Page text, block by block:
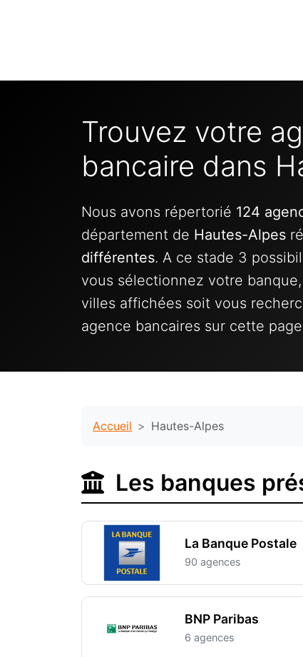
Trouvez votre
bancaire dans
Nous avons répertorié 124
département de Hautes-Alpes
différentes. A ce stade 3
vous sélectionnez votre
villes affichées soit vous
agence bancaires sur cette
Accueil Hautes-Alpes
Les banques
La Banque Postale
90 agences
BNP Paribas
6 agences